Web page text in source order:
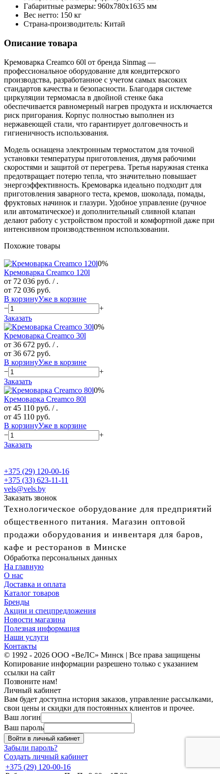
Габаритные размеры: 960х780х1635 мм
Вес нетто: 150 кг
Страна-производитель: Китай
Описание товара
Кремоварка Creamco 60l от бренда Sinmag —
профессиональное оборудование для кондитерского
производства, разработанное с учетом самых высоких
стандартов качества и безопасности. Благодаря системе
циркуляции термомасла в двойной стенке бака
обеспечивается равномерный нагрев продукта и исключается
риск пригорания. Корпус полностью выполнен из
нержавеющей стали, что гарантирует долговечность и
гигиеничность использования.
Модель оснащена электронным термостатом для точной
установки температуры приготовления, двумя рабочими
скоростями и защитой от перегрева. Третья наружная стенка
предотвращает потерю тепла, что значительно повышает
энергоэффективность. Кремоварка идеально подходит для
приготовления заварного теста, кремов, шоколада, помады,
фруктовых начинок и глазури. Удобное управление (ручное
или автоматическое) и дополнительный сливной клапан
делают работу с устройством простой и комфортной даже при
интенсивном производственном использовании.
Похожие товары
0%
Кремоварка Creamco 120l
от 72 036 руб. / .
от 72 036 руб.
В корзинуУже в корзине
−
+
Заказать
0%
Кремоварка Creamco 30l
от 36 672 руб. / .
от 36 672 руб.
В корзинуУже в корзине
−
+
Заказать
0%
Кремоварка Creamco 80l
от 45 110 руб. / .
от 45 110 руб.
В корзинуУже в корзине
−
+
Заказать
+375 (29) 120-00-16
+375 (33) 623-11-11
vels@vels.by
Заказать звонок
Технологическое оборудование для предприятий
общественного питания. Магазин оптовой
продажи оборудования и инвентаря для баров,
кафе и ресторанов в Минске
Обработка персональных данных
На главную
О нас
Доставка и оплата
Каталог товаров
Бренды
Акции и спецпредложения
Новости магазина
Полезная информация
Наши услуги
Контакты
© 1992 - 2026 ООО «ВеЛС» Минск | Все права защищены
Копирование информации разрешено только с указанием
ссылки на сайт
Позвоните нам!
Личный кабинет
Вам будет доступна история заказов, управление рассылками,
свои цены и скидки для постоянных клиентов и прочее.
Ваш логин
Ваш пароль
Войти в личный кабинет
Забыли пароль?
Создать личный кабинет
+375 (29) 120-00-16